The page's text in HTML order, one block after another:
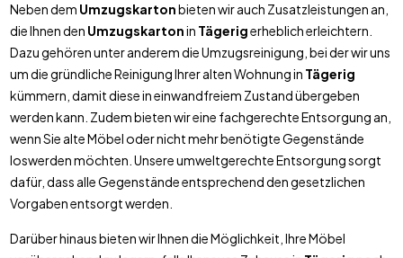
Neben dem Umzugskartonbieten wir auch Zusatzleistungen an,
die Ihnen den Umzugskartonin Tägerigerheblich erleichtern.
Dazu gehören unter anderem die Umzugsreinigung, bei der wir uns
um die gründliche Reinigung Ihrer alten Wohnung in Tägerig
kümmern, damit diese in einwandfreiem Zustand übergeben
werden kann. Zudem bieten wir eine fachgerechte Entsorgung an,
wenn Sie alte Möbel oder nicht mehr benötigte Gegenstände
loswerden möchten. Unsere umweltgerechte Entsorgung sorgt
dafür, dass alle Gegenstände entsprechend den gesetzlichen
Vorgaben entsorgt werden.
Darüber hinaus bieten wir Ihnen die Möglichkeit, Ihre Möbel